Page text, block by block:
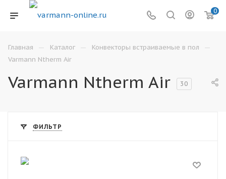
0
Главная — Каталог — Конвекторы встраиваемые в пол —
Varmann Ntherm Air
Varmann Ntherm Air 30
ФИЛЬТР